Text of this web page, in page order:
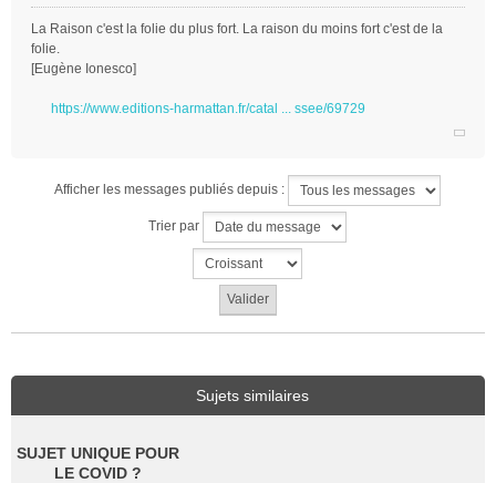
La Raison c'est la folie du plus fort. La raison du moins fort c'est de la
folie.
[Eugène Ionesco]
https://www.editions-harmattan.fr/catal ... ssee/69729
Afficher les messages publiés depuis :
Trier par
Sujets similaires
SUJET UNIQUE POUR
LE COVID ?